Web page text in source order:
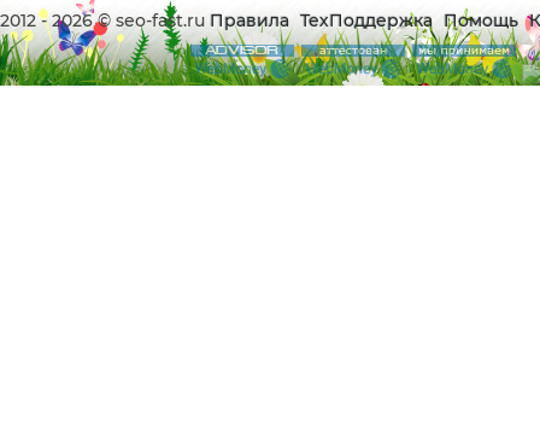
2012 - 2026 © seo-fast.ru Правила ТехПоддержка Помощь